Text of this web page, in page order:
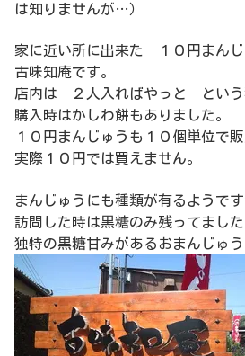
は知りませんが…）
家に近い所に出来た １０円まんじ
古味知庵です。
店内は ２人入ればやっと という
購入時はかしわ餅もありました。
１０円まんじゅうも１０個単位で
実際１０円では買えません。
まんじゅうにも種類が有るようです
訪問した時は黒糖のみ残ってました
独特の黒糖甘みがあるおまんじゅう